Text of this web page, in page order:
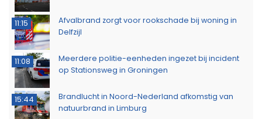
11:15
Afvalbrand zorgt voor rookschade bij woning in
Delfzijl
11:08
Meerdere politie-eenheden ingezet bij incident
op Stationsweg in Groningen
15:44
Brandlucht in Noord-Nederland afkomstig van
natuurbrand in Limburg